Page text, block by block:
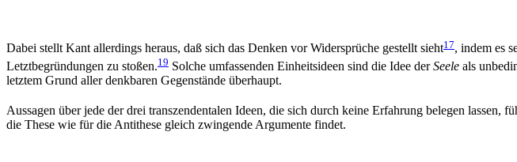
Dabei stellt Kant allerdings heraus, daß sich das Denken vor Widersprüche gestellt sieht17, indem es
Letztbegründungen zu stoßen.19 Solche umfassenden Einheitsideen sind die Idee derSeele als
letztem Grund aller denkbaren Gegenstände überhaupt.
Aussagen über jede der drei transzendentalen Ideen, die sich durch keine Erfahrung belegen lassen,
die These wie für die Antithese gleich zwingende Argumente findet.